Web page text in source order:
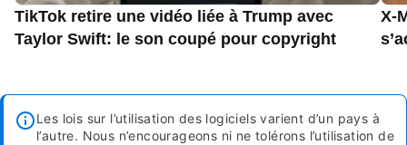
TikTok retire une vidéo liée à Trump avec
Taylor Swift: le son coupé pour copyright
X-
Les lois sur l’utilisation des logiciels varient d’un pays à
l’autre. Nous n’encourageons ni ne tolérons l’utilisation de